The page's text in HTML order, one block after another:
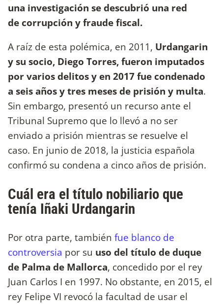
una investigación se descubrió una red
de corrupción y fraude fiscal.
A raíz de esta polémica, en 2011, Urdangarin
y su socio, Diego Torres, fueron imputados
por varios delitos y en 2017 fue condenado
a seis años y tres meses de prisión y multa.
Sin embargo, presentó un recurso ante el
Tribunal Supremo que lo llevó a no ser
enviado a prisión mientras se resuelve el
caso. En junio de 2018, la justicia española
confirmó su condena a cinco años de prisión.
Cuál era el título nobiliario que
tenía Iñaki Urdangarin
Por otra parte, también fue blanco de
controversia por su uso del título de duque
de Palma de Mallorca, concedido por el rey
Juan Carlos I en 1997. No obstante, en 2015, el
rey Felipe VI revocó la facultad de usar el